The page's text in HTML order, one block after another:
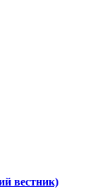
вестник)